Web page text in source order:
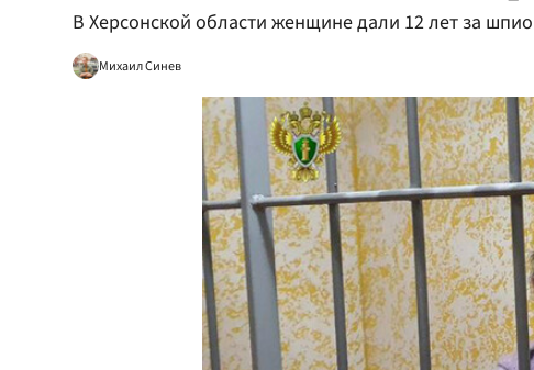
В Херсонской области женщине дали 12 лет за
Михаил Синев